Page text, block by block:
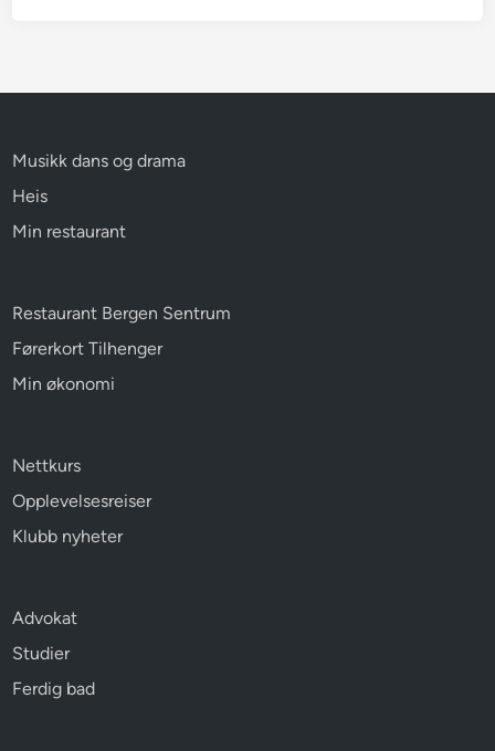
Musikk dans og drama
Heis
Min restaurant
Restaurant Bergen Sentrum
Førerkort Tilhenger
Min økonomi
Nettkurs
Opplevelsesreiser
Klubb nyheter
Advokat
Studier
Ferdig bad